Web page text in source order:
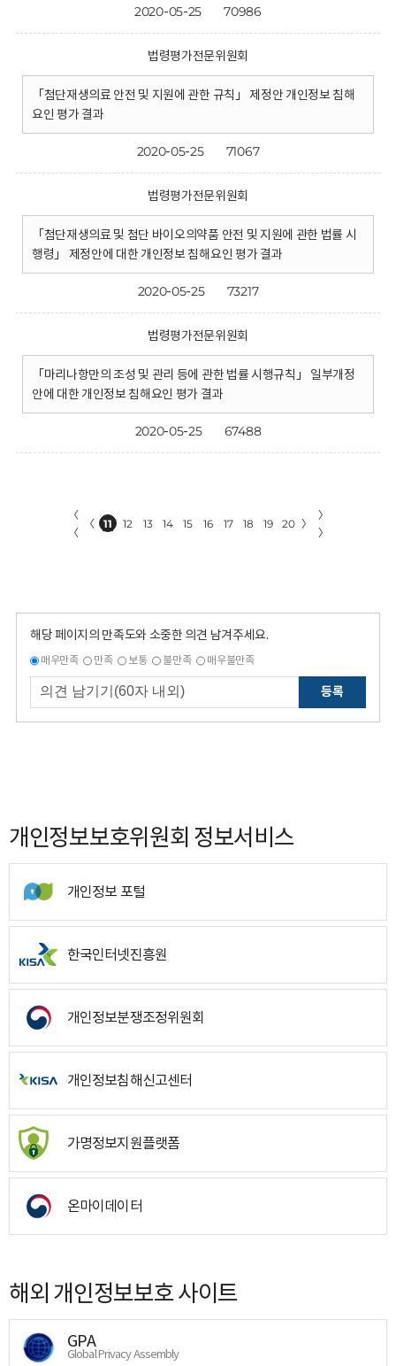
2020-05-25 70986
법령평가전문위원회
「첨단재생의료 안전 및 지원에 관한 규칙」 제정안 개인정보 침해
요인 평가 결과
2020-05-25 71067
법령평가전문위원회
「첨단재생의료 및 첨단 바이오의약품 안전 및 지원에 관한 법률 시
행령」 제정안에 대한 개인정보 침해요인 평가 결과
2020-05-25 73217
법령평가전문위원회
「마리나항만의 조성 및 관리 등에 관한 법률 시행규칙」 일부개정
안에 대한 개인정보 침해요인 평가 결과
2020-05-25 67488
〈
〈
〈 11 12 13 14 15 16 17 18 19 20 〉
〉
〉
해당 페이지의 만족도와 소중한 의견 남겨주세요.
매우만족 만족 보통 불만족 매우불만족
등록
개인정보보호위원회 정보서비스
개인정보 포털
한국인터넷진흥원
개인정보분쟁조정위원회
개인정보침해신고센터
가명정보지원플랫폼
온마이데이터
해외 개인정보보호 사이트
GPA
Global Privacy Assembly